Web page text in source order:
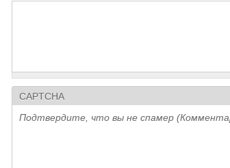
CAPTCHA
Подтвердите, что вы не спамер